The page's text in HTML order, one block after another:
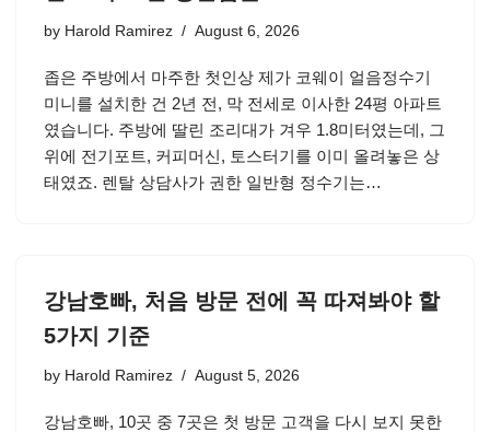
by Harold Ramirez August 6, 2026
좁은 주방에서 마주한 첫인상 제가 코웨이 얼음정수기
미니를 설치한 건 2년 전, 막 전세로 이사한 24평 아파트
였습니다. 주방에 딸린 조리대가 겨우 1.8미터였는데, 그
위에 전기포트, 커피머신, 토스터기를 이미 올려놓은 상
태였죠. 렌탈 상담사가 권한 일반형 정수기는…
강남호빠, 처음 방문 전에 꼭 따져봐야 할
5가지 기준
by Harold Ramirez August 5, 2026
강남호빠, 10곳 중 7곳은 첫 방문 고객을 다시 보지 못한